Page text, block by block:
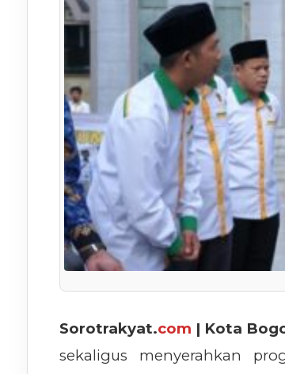
Sorotrakyat.com | Kota
sekaligus menyerahkan